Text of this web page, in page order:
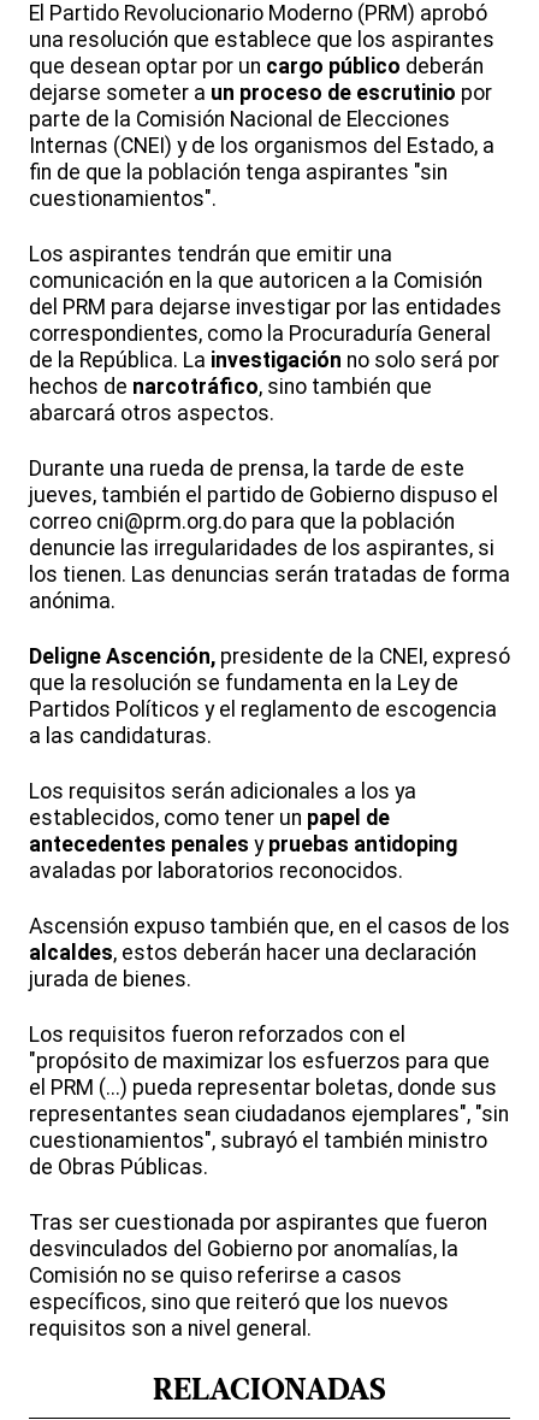
El Partido Revolucionario Moderno (PRM) aprobó
una resolución que establece que los aspirantes
que desean optar por un cargo público deberán
dejarse someter a un proceso de escrutinio por
parte de la Comisión Nacional de Elecciones
Internas (CNEI) y de los organismos del Estado, a
fin de que la población tenga aspirantes "sin
cuestionamientos".
Los aspirantes tendrán que emitir una
comunicación en la que autoricen a la Comisión
del PRM para dejarse investigar por las entidades
correspondientes, como la Procuraduría General
de la República. La investigación no solo será por
hechos de narcotráfico, sino también que
abarcará otros aspectos.
Durante una rueda de prensa, la tarde de este
jueves, también el partido de Gobierno dispuso el
correo cni@prm.org.do para que la población
denuncie las irregularidades de los aspirantes, si
los tienen. Las denuncias serán tratadas de forma
anónima.
Deligne Ascención, presidente de la CNEI, expresó
que la resolución se fundamenta en la Ley de
Partidos Políticos y el reglamento de escogencia
a las candidaturas.
Los requisitos serán adicionales a los ya
establecidos, como tener un papel de
antecedentes penales ypruebas antidoping
avaladas por laboratorios reconocidos.
Ascensión expuso también que, en el casos de los
alcaldes, estos deberán hacer una declaración
jurada de bienes.
Los requisitos fueron reforzados con el
"propósito de maximizar los esfuerzos para que
el PRM (...) pueda representar boletas, donde sus
representantes sean ciudadanos ejemplares", "sin
cuestionamientos", subrayó el también ministro
de Obras Públicas.
Tras ser cuestionada por aspirantes que fueron
desvinculados del Gobierno por anomalías, la
Comisión no se quiso referirse a casos
específicos, sino que reiteró que los nuevos
requisitos son a nivel general.
RELACIONADAS